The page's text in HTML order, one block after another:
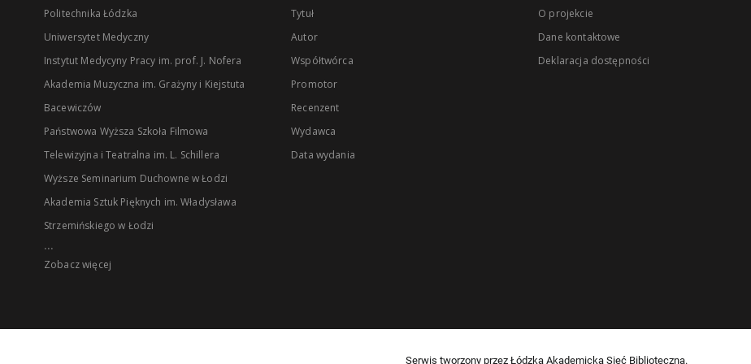
Politechnika Łódzka
Uniwersytet Medyczny
Instytut Medycyny Pracy im. prof. J. Nofera
Akademia Muzyczna im. Grażyny i Kiejstuta
Bacewiczów
Państwowa Wyższa Szkoła Filmowa
Telewizyjna i Teatralna im. L. Schillera
Wyższe Seminarium Duchowne w Łodzi
Akademia Sztuk Pięknych im. Władysława
Strzemińskiego w Łodzi
...
Zobacz więcej
Tytuł
Autor
Współtwórca
Promotor
Recenzent
Wydawca
Data wydania
O projekcie
Dane kontaktowe
Deklaracja dostępności
Serwis tworzony przez Łódzką Akademicką Sieć Biblioteczną.